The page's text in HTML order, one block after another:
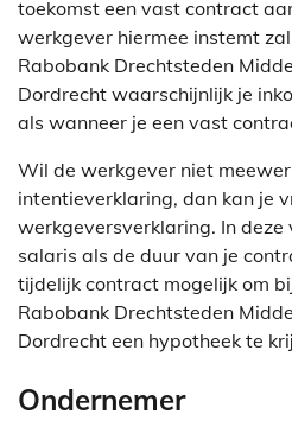
toekomst een vast contract
werkgever hiermee instemt
Rabobank Drechtsteden
Dordrecht waarschijnlijk je
als wanneer je een vast
Wil de werkgever niet
intentieverklaring, dan kan je
werkgeversverklaring. In
salaris als de duur van je
tijdelijk contract mogelijk om
Rabobank Drechtsteden
Dordrecht een hypotheek te
Ondernemer